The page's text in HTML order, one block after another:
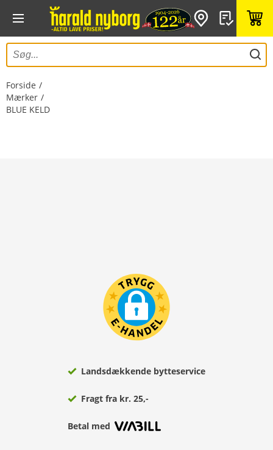
Forside
Mærker
BLUE KELD
Landsdækkende bytteservice
Fragt fra kr. 25,-
Betal med